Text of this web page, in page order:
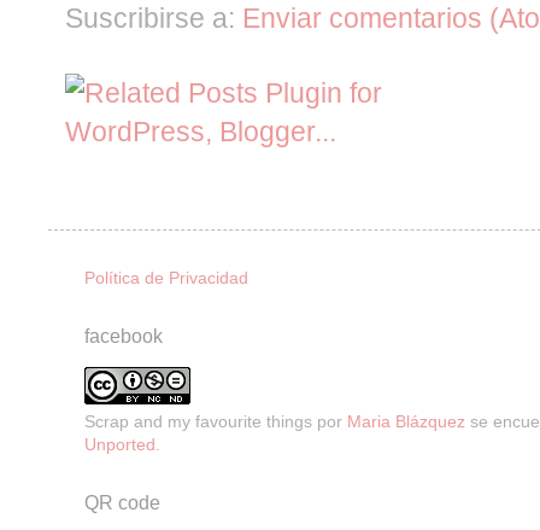
Suscribirse a: Enviar comentarios
Política de Privacidad
facebook
Scrap and my favourite things por Maria Blázquez se
Unported
QR code